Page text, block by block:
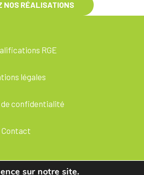
NOS RÉALISATIONS
RGE
légales
confidentialité
Contact
sur notre site.